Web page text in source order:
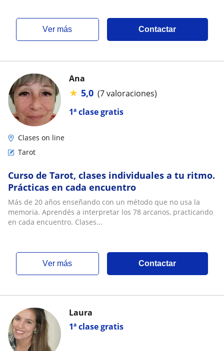
ver más Contactar
1ª clase gratis
Ana
★ 5,0 (7 valoraciones)
Clases on line
Tarot
Curso de Tarot, clases individuales a tu ritmo.
Prácticas en cada encuentro
Más de 20 años enseñando con un método que no usa la
memoria. Aprendés a interpretar los 78 arcanos, practicando
en cada encuentro. Clases...
ver más Contactar
1ª clase gratis
Laura